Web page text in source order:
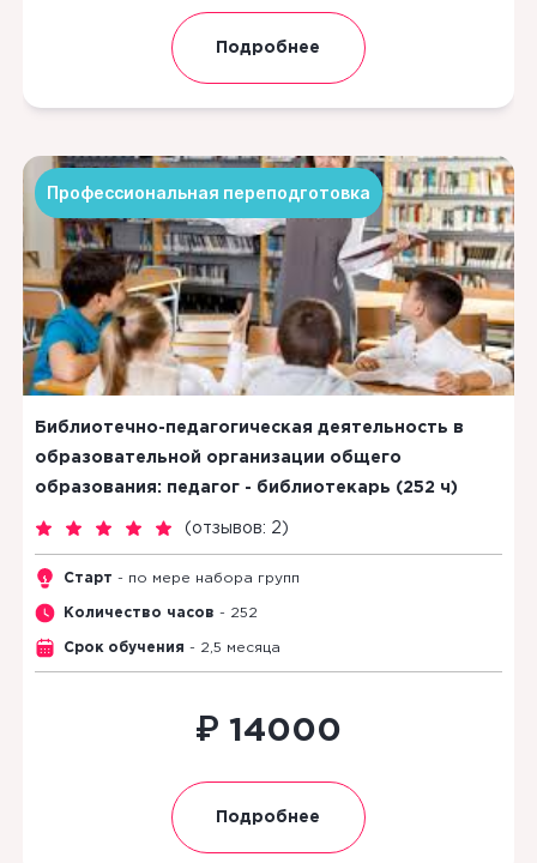
Подробнее
Профессиональная переподготовка
Библиотечно-педагогическая деятельность в
образовательной организации общего
образования: педагог - библиотекарь (252 ч)
( отзывов: 2 )
Старт - по мере набора групп
Количество часов - 252
Срок обучения - 2,5 месяца
₽ 14000
Подробнее